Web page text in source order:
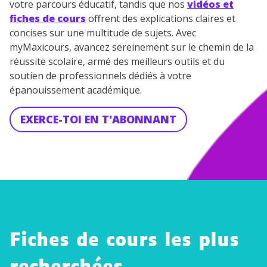
votre parcours éducatif, tandis que nos vidéos et
fiches de cours offrent des explications claires et
concises sur une multitude de sujets. Avec
myMaxicours, avancez sereinement sur le chemin de la
réussite scolaire, armé des meilleurs outils et du
soutien de professionnels dédiés à votre
épanouissement académique.
EXERCE-TOI EN T'ABONNANT
Fiches de cours les plus
Utilisati